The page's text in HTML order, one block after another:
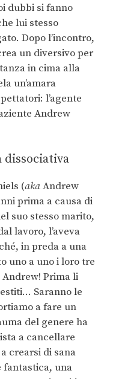
dubbi si fanno
lui stesso
Dopo l’incontro,
un diversivo per
in cima alla
un’amara
l’agente
Andrew
dissociativa
(akaAndrew
prima a causa di
suo stesso marito,
lavoro, l’aveva
in preda a una
uno a uno i loro tre
Prima li
Saranno le
a fare un
del genere ha
a cancellare
crearsi di sana
fantastica, una